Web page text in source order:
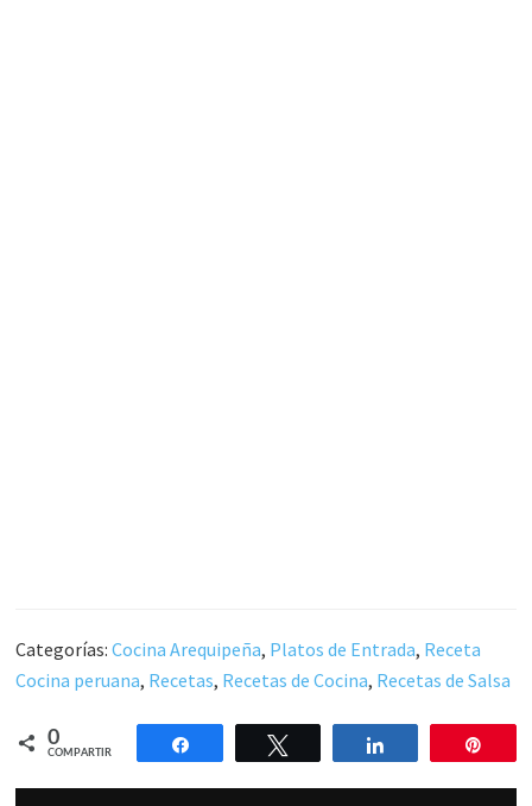
Categorías:Cocina Arequipeña, Platos de Entrada, Receta
Cocina peruana, Recetas, Recetas de Cocina, Recetas de Salsa
0
COMPARTIR
Compartir Compartir